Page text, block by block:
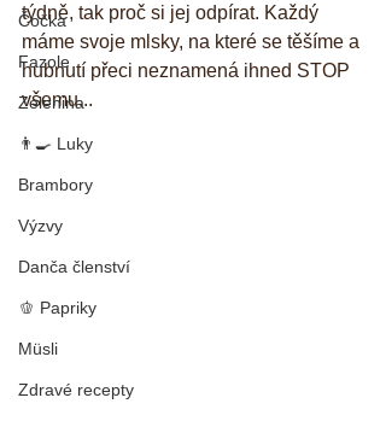
Čočka
Fazole
Zelenina
👨‍🍳 Luky
Brambory
Výzvy
Danča členství
🫑 Papriky
Müsli
Zdravé recepty
týdně, tak proč si jej odpírat. Každý
máme svoje mlsky, na které se těšíme a
hubnutí přeci neznamená ihned STOP
všemu...